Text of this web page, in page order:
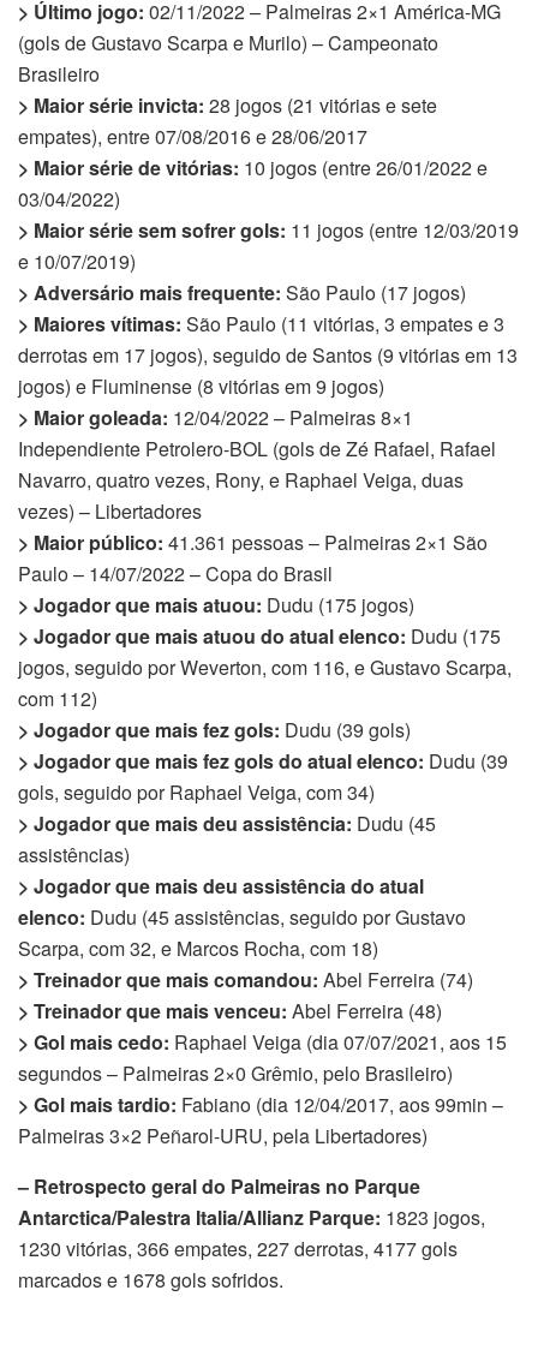
> Último jogo: 02/11/2022 – Palmeiras 2×1 América-MG
(gols de Gustavo Scarpa e Murilo) – Campeonato
Brasileiro
> Maior série invicta: 28 jogos (21 vitórias e sete
empates), entre 07/08/2016 e 28/06/2017
> Maior série de vitórias: 10 jogos (entre 26/01/2022 e
03/04/2022)
> Maior série sem sofrer gols: 11 jogos (entre 12/03/2019
e 10/07/2019)
> Adversário mais frequente: São Paulo (17 jogos)
> Maiores vítimas: São Paulo (11 vitórias, 3 empates e 3
derrotas em 17 jogos), seguido de Santos (9 vitórias em 13
jogos) e Fluminense (8 vitórias em 9 jogos)
> Maior goleada: 12/04/2022 – Palmeiras 8×1
Independiente Petrolero-BOL (gols de Zé Rafael, Rafael
Navarro, quatro vezes, Rony, e Raphael Veiga, duas
vezes) – Libertadores
> Maior público: 41.361 pessoas – Palmeiras 2×1 São
Paulo – 14/07/2022 – Copa do Brasil
> Jogador que mais atuou: Dudu (175 jogos)
> Jogador que mais atuou do atual elenco: Dudu (175
jogos, seguido por Weverton, com 116, e Gustavo Scarpa,
com 112)
> Jogador que mais fez gols: Dudu (39 gols)
> Jogador que mais fez gols do atual elenco: Dudu (39
gols, seguido por Raphael Veiga, com 34)
> Jogador que mais deu assistência: Dudu (45
assistências)
> Jogador que mais deu assistência do atual
elenco: Dudu (45 assistências, seguido por Gustavo
Scarpa, com 32, e Marcos Rocha, com 18)
> Treinador que mais comandou: Abel Ferreira (74)
> Treinador que mais venceu: Abel Ferreira (48)
> Gol mais cedo: Raphael Veiga (dia 07/07/2021, aos 15
segundos – Palmeiras 2×0 Grêmio, pelo Brasileiro)
> Gol mais tardio: Fabiano (dia 12/04/2017, aos 99min –
Palmeiras 3×2 Peñarol-URU, pela Libertadores)
– Retrospecto geral do Palmeiras no Parque
Antarctica/Palestra Italia/Allianz Parque: 1823 jogos,
1230 vitórias, 366 empates, 227 derrotas, 4177 gols
marcados e 1678 gols sofridos.